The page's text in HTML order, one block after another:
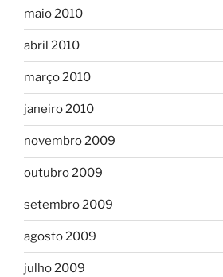
maio 2010
abril 2010
março 2010
janeiro 2010
novembro 2009
outubro 2009
setembro 2009
agosto 2009
julho 2009